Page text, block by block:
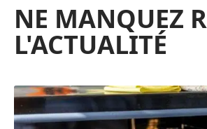
NE MANQUEZ
L'ACTUALITÉ